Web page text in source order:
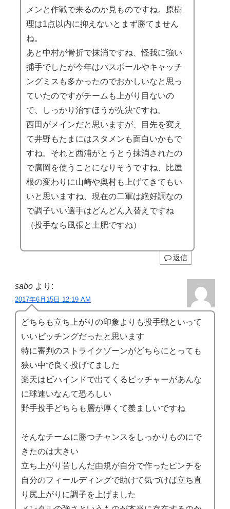
メンと作戦で来るのか見ものですね。原樹
理は1点以内に抑えないとまず勝てません
ね。
あと中村が骨折で抹消ですね、怪我に強い
捕手でしたが今年はパスボールやキャッチ
ングミスも多かったのでおかしいなと思っ
ていたのですがチームも上がり目ないの
で、しっかり治すほうが先決ですね。
西田がメインだと思いますが、目先を変え
て井野もたまにはスタメンも面白いかもで
すね。それと西浦がとうとう抹消されたの
で廣岡を使うことになりそうですね、比屋
根の変わりに山崎や奥村も上げてきてもい
いと思いますね、現在の二軍は絶好調なの
で調子いい選手はどんどん入替えですね
（投手なら風張と土肥ですね）
返信
sabo より:
2017年6月15日 12:19 AM
どちらも立ち上がりの印象よりも投手戦といって
いいピッチングだったと思います
特に審判のストライクゾーンがどちらにとっても
狭い中で良く投げてました
楽天はビハインドで出てくるピッチャーがあんな
に球速いなんて恐ろしい
野手投手どちらも層が厚くて羨ましいですね
そんなチームに勝つチャンスをしっかりものにで
きたのは大きい
立ち上がり苦しんだ由規が自分で作ったピンチを
自分のフィールディングで助けて気づけば立ち直
り尻上がりに調子を上げました